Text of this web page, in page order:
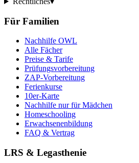
Für Familien
Nachhilfe OWL
Alle Fächer
Preise & Tarife
Prüfungsvorbereitung
ZAP-Vorbereitung
Ferienkurse
10er-Karte
Nachhilfe nur für Mädchen
Homeschooling
Erwachsenenbildung
FAQ & Vertrag
LRS & Legasthenie